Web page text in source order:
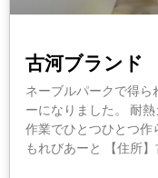
古河ブランド
ネーブルパークで得ら
ーになりました。 耐
作業でひとつひとつ作
もれびあーと 【住所